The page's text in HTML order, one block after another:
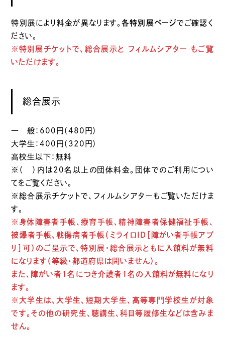
特別展により料金が異なります。各特別展ページでご確認く
ださい。
※特別展チケットで、総合展示と フィルムシアター もご覧
いただけます。
総合展示
一 般：600円（480円）
大学生：400円（320円）
高校生以下：無料
※（ ）内は20名以上の団体料金。 団体でのご利用につい
てをご覧ください。
※総合展示チケットで、フィルムシアターもご覧いただけま
す。
※身体障害者手帳、療育手帳、精神障害者保健福祉手帳、
被爆者手帳、戦傷病者手帳（ミライロID［障がい者手帳アプ
リ］可）のご呈示で、特別展・総合展示ともに入館料が無料
になります（等級・都道府県は問いません）。
また、障がい者1名につき介護者1名の入館料が無料になり
ます。
※大学生は、大学生、短期大学生、高等専門学校生が対象
です。その他の研究生、聴講生、科目等履修生などは含みま
せん。